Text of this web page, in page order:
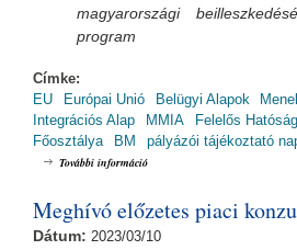
magyarországi
program
Címke:
EU
Európai Unió Belügyi Alapok
Integrációs Alap
MMIA Felelős Hatóság
Főosztálya
BM pályázói tájékoztató
További információ
Meghívó előzetes piaci
Dátum: 2023/03/10